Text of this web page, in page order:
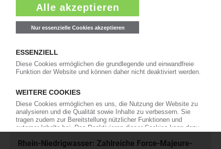
Ich habe die Datenschutzbestimmungen
und akzeptiere diese.
Meistgelesen
Karl Hess: Automobilzulieferer ist insolvent
Rhein-Niedrigwasser: Zahlreiche Force-Majeure-